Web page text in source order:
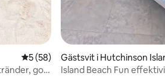
5 av 5 i genomsnittligt betyg, 58
5 (58)
golf,
Gästsvit i Hutchinson
Island Beach Fun